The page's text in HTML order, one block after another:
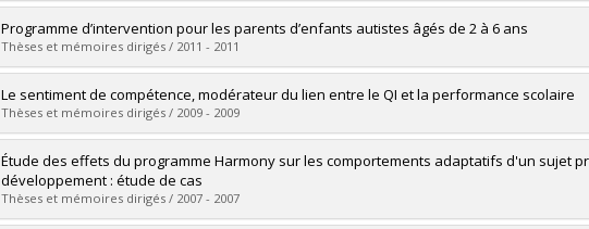
Graduate : Pagé, Céline
Cycle : Master's
Grade :M.A.
Lien vers le document dans Papyrus
Programme d’intervention pour les parents d’enfants autistes âgés de 2 à 6 ans
Thèses et mémoires dirigés / 2011 - 2011
Graduate :Thermidor, Ghitza
Cycle : Master's
Grade :M. Sc.
Lien vers le document dans Papyrus
Le sentiment de compétence, modérateur du lien entre le QI et la performance scolaire
Thèses et mémoires dirigés / 2009 - 2009
Graduate :Leclerc, Myriam
Cycle :Master's
Grade :M. Sc.
Lien vers le document dans Papyrus
Étude des effets du programme Harmony sur les comportements adaptatifs d'un sujet
développement : étude de cas
Thèses et mémoires dirigés / 2007 - 2007